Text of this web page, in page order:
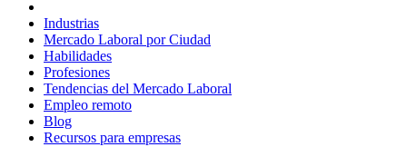
Industrias
Mercado Laboral por Ciudad
Habilidades
Profesiones
Tendencias del Mercado Laboral
Empleo remoto
Blog
Recursos para empresas